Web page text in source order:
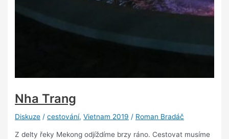
Nha Trang
Diskuze /cestování,Vietnam 2019 / Roman Bradáč
Z delty řeky Mekong odjíždíme brzy ráno. Cestovat musíme